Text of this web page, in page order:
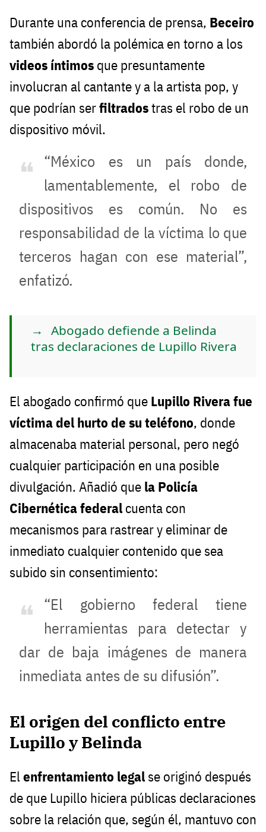
Durante una conferencia de prensa, Beceiro
también abordó la polémica en torno a los
videos íntimos que presuntamente
involucran al cantante y a la artista pop, y
que podrían serfiltradostras el robo de un
dispositivo móvil.
“México es un país donde,
lamentablemente, el robo de
dispositivos es común. No es
responsabilidad de la víctima lo que
terceros hagan con ese material”,
enfatizó.
Abogado defiende a Belinda
tras declaraciones de Lupillo Rivera
El abogado confirmó que Lupillo Rivera fue
víctima del hurto de su teléfono, donde
almacenaba material personal, pero negó
cualquier participación en una posible
divulgación. Añadió que la Policía
Cibernética federal cuenta con
mecanismos para rastrear y eliminar de
inmediato cualquier contenido que sea
subido sin consentimiento:
“El gobierno federal tiene
herramientas para detectar y
dar de baja imágenes de manera
inmediata antes de su difusión”.
El origen del conflicto entre
Lupillo y Belinda
El enfrentamiento legal se originó después
de que Lupillo hiciera públicas declaraciones
sobre la relación que, según él, mantuvo con